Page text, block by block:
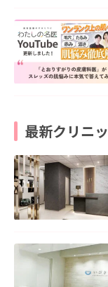
最新クリニ